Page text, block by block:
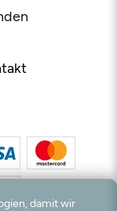
damit wir